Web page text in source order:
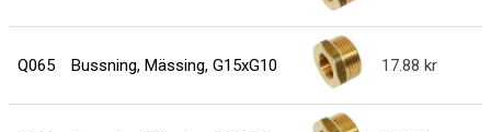
Q065 Bussning, Mässing, G15xG10 17.88